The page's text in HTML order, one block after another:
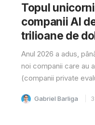
Topul
companii AI
trilioane de
Anul 2026 a adus,
noi companii care au
(companii private
Gabriel Barliga 3